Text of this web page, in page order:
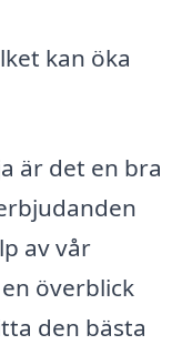
kan öka
är det en bra
av vår
överblick
den bästa